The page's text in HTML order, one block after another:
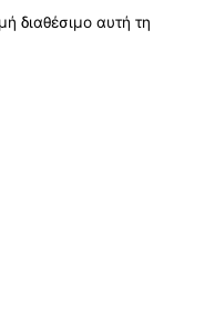
διαθέσιμο αυτή τη